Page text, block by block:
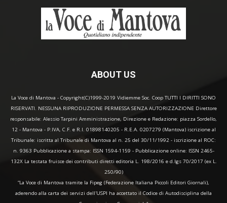
ABOUT US
La Voce di Mantova - Copyright(C)1999-2019 Vidiemme Soc. Coop TUTTI I DIRITTI SONO
RISERVATI. NESSUNA RIPRODUZIONE PERMESSA SENZA AUTORIZZAZIONE Direttore
responsabile: Alessio Tarpini Amministrazione, Direzione e Redazione: piazza Sordello,
12 - Mantova - P.IVA, C.F. e R.I. 01898140205 - R.E.A. 0207279 (Mantova) iscrizione al
Tribunale: iscritta al Tribunale di Mantova al n. 25 del 30/11/1992 - iscrizione al ROC:
n. 9363 Pubblicazione a stampa: ISSN 1594-1159 - Pubblicazione online: ISSN 2465-
132X La testata fruisce dei contributi diretti editoria L. 198/2016 e d.lgs 70/2017 (ex L.
250/90)
“La Voce di Mantova tramite la Fipeg (Federazione Italiana Piccoli Editori Giornali),
aderendo alla carta dei servizi dell'USPI ha accettato il Codice di Autodisciplina della